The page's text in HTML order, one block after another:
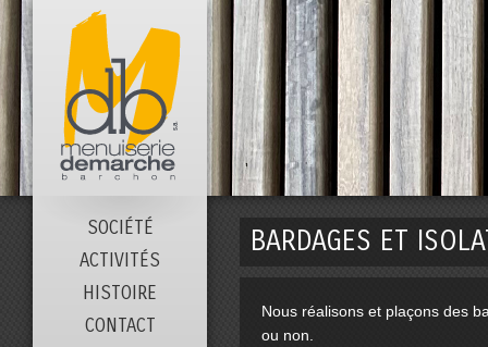
SOCIÉTÉ
ACTIVITÉS
HISTOIRE
CONTACT
BARDAGES ET
Nous réalisons et plaçons des
ou non.